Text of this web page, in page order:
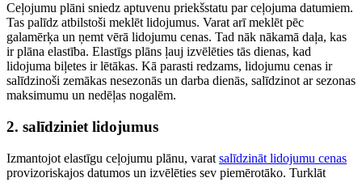
Ceļojumu plāni sniedz aptuvenu priekšstatu par ceļojuma datumiem.
Tas palīdz atbilstoši meklēt lidojumus. Varat arī meklēt pēc
galamērķa un ņemt vērā lidojumu cenas. Tad nāk nākamā daļa, kas
ir plāna elastība. Elastīgs plāns ļauj izvēlēties tās dienas, kad
lidojuma biļetes ir lētākas. Kā parasti redzams, lidojumu cenas ir
salīdzinoši zemākas nesezonās un darba dienās, salīdzinot ar sezonas
maksimumu un nedēļas nogalēm.
2. salīdziniet lidojumus
Izmantojot elastīgu ceļojumu plānu, varat salīdzināt lidojumu cenas
provizoriskajos datumos un izvēlēties sev piemērotāko. Turklāt